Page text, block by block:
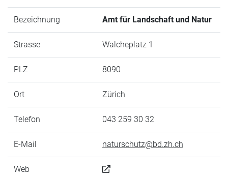
Bezeichnung Amt für Landschaft und Natur
Strasse Walcheplatz 1
PLZ 8090
Ort Zürich
Telefon 043 259 30 32
E-Mail naturschutz@bd.zh.ch
Web